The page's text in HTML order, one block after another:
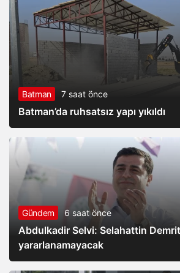
Batman 7 saat önce
Batman’da ruhsatsız yapı yıkıldı
Gündem 6 saat önce
Abdulkadir Selvi: Selahattin
yararlanamayacak